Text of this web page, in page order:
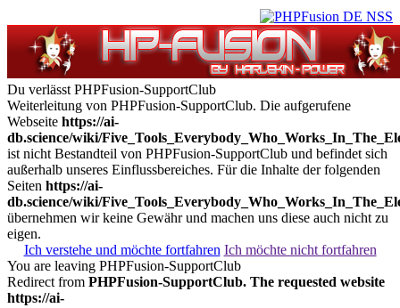
Du verlässt PHPFusion-SupportClub
Weiterleitung von PHPFusion-SupportClub. Die aufgerufene
Webseite https://ai-
db.science/wiki/
ist nicht Bestandteil von PHPFusion-SupportClub und befindet sich
außerhalb unseres Einflussbereiches. Für die Inhalte der folgenden
Seiten https://ai-
db.science/wiki/
übernehmen wir keine Gewähr und machen uns diese auch nicht zu
eigen.
Ich verstehe und möchte fortfahren Ich möchte nicht fortfahren
You are leaving PHPFusion-SupportClub
Redirect from PHPFusion-SupportClub. The requested website
https://ai-